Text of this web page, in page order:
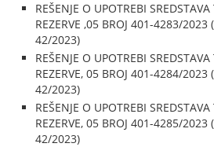
REŠENJE O UPOTREBI
REZERVE ,05 BROJ 401-4283/
42/2023)
REŠENJE O UPOTREBI
REZERVE, 05 BROJ 401-4284/
42/2023)
REŠENJE O UPOTREBI
REZERVE, 05 BROJ 401-4285/
42/2023)